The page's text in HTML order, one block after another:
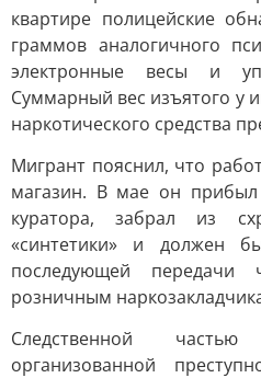
квартире полицейские
граммов аналогичного
электронные весы и
Суммарный вес изъятого у
наркотического средства
Мигрант пояснил, что
магазин. В мае он
куратора, забрал из
«синтетики» и должен
последующей передачи
розничным
Следственной
организованной